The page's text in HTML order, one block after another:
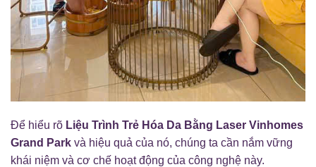
Để hiểu rõ Liệu Trình Trẻ Hóa Da Bằng Laser Vinhomes
Grand Park và hiệu quả của nó, chúng ta cần nắm vững
khái niệm và cơ chế hoạt động của công nghệ này.